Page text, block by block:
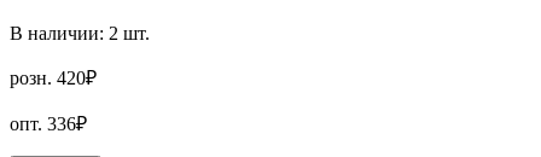
В наличии: 2 шт.
розн. 420₽
опт. 336₽